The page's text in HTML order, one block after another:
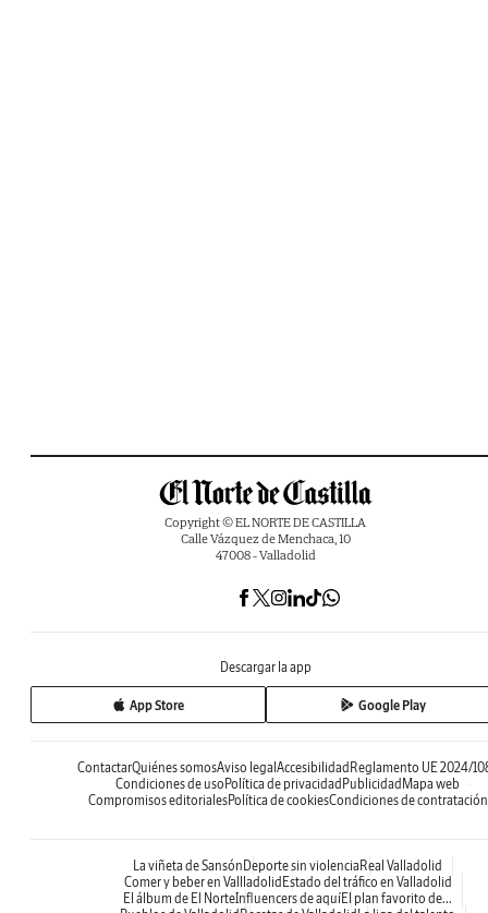
Copyright © EL NORTE DE CASTILLA
Calle Vázquez de Menchaca, 10
47008 - Valladolid
Descargar la app
App Store Google Play
ContactarQuiénes somosAviso legal Accesibilidad Reglamento UE 2024/
Condiciones de uso Política de privacidad Publicidad Mapa web
Compromisos editorialesPolítica de cookiesCondiciones de contratación
La viñeta de Sansón Deporte sin violencia Real Valladolid
Comer y beber en Vallladolid Estado del tráfico en Valladolid
El álbum de El NorteInfluencers de aquíEl plan favorito de...